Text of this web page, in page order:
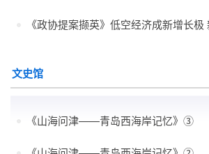
文史馆
《山海问津——青岛西海岸记忆》③